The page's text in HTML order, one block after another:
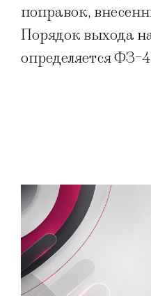
поправок,
Порядок выхода
определяется